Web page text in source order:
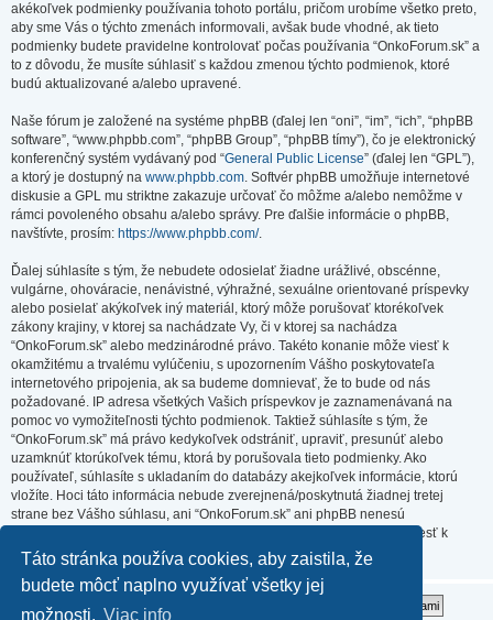
Táto stránka používa cookies, aby zaistila, že
budete môcť naplno využívať všetky jej
možnosti. Viac info
akékoľvek podmienky používania tohoto portálu, pričom urobíme všetko preto,
aby sme Vás o týchto zmenách informovali, avšak bude vhodné, ak tieto
podmienky budete pravidelne kontrolovať počas používania “OnkoForum.sk” a
to z dôvodu, že musíte súhlasiť s každou zmenou týchto podmienok, ktoré
budú aktualizované a/alebo upravené.
Naše fórum je založené na systéme phpBB (ďalej len “oni”, “im”, “ich”, “phpBB
software”, “www.phpbb.com”, “phpBB Group”, “phpBB tímy”), čo je elektronický
konferenčný systém vydávaný pod “General Public License” (ďalej len “GPL”),
a ktorý je dostupný na www.phpbb.com. Softvér phpBB umožňuje internetové
diskusie a GPL mu striktne zakazuje určovať čo môžme a/alebo nemôžme v
rámci povoleného obsahu a/alebo správy. Pre ďalšie informácie o phpBB,
navštívte, prosím: https://www.phpbb.com/.
Ďalej súhlasíte s tým, že nebudete odosielať žiadne urážlivé, obscénne,
vulgárne, ohováracie, nenávistné, výhražné, sexuálne orientované príspevky
alebo posielať akýkoľvek iný materiál, ktorý môže porušovať ktorékoľvek
zákony krajiny, v ktorej sa nachádzate Vy, či v ktorej sa nachádza
“OnkoForum.sk” alebo medzinárodné právo. Takéto konanie môže viesť k
okamžitému a trvalému vylúčeniu, s upozornením Vášho poskytovateľa
internetového pripojenia, ak sa budeme domnievať, že to bude od nás
požadované. IP adresa všetkých Vašich príspevkov je zaznamenávaná na
pomoc vo vymožiteľnosti týchto podmienok. Taktiež súhlasíte s tým, že
“OnkoForum.sk” má právo kedykoľvek odstrániť, upraviť, presunúť alebo
uzamknúť ktorúkoľvek tému, ktorá by porušovala tieto podmienky. Ako
používateľ, súhlasíte s ukladaním do databázy akejkoľvek informácie, ktorú
vložíte. Hoci táto informácia nebude zverejnená/poskytnutá žiadnej tretej
strane bez Vášho súhlasu, ani “OnkoForum.sk” ani phpBB nenesú
zodpovednosť za akýkoľvek pokus o prienik (hacking), ktorý môže viesť k
zneužitiu týchto údajov.